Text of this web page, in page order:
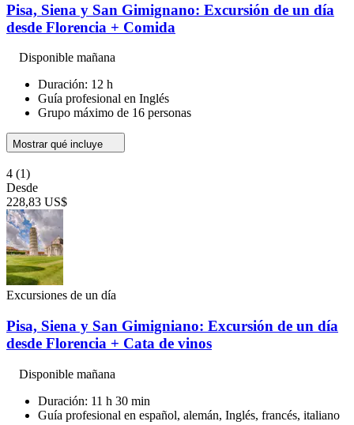
Pisa, Siena y San Gimignano: Excursión de un día
desde Florencia + Comida
Disponible mañana
Duración: 12 h
Guía profesional en Inglés
Grupo máximo de 16 personas
Mostrar qué incluye
4 (1)
Desde
228,83 US$
Excursiones de un día
Pisa, Siena y San Gimigniano: Excursión de un día
desde Florencia + Cata de vinos
Disponible mañana
Duración: 11 h 30 min
Guía profesional en español, alemán, Inglés, francés, italiano